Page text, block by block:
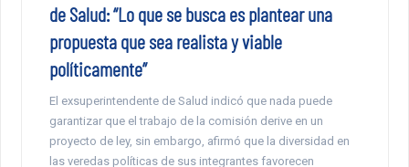
de Salud: “Lo que se busca es plantear una
propuesta que sea realista y viable
políticamente”
El exsuperintendente de Salud indicó que nada puede
garantizar que el trabajo de la comisión derive en un
proyecto de ley, sin embargo, afirmó que la diversidad en
las veredas políticas de sus integrantes favorecen